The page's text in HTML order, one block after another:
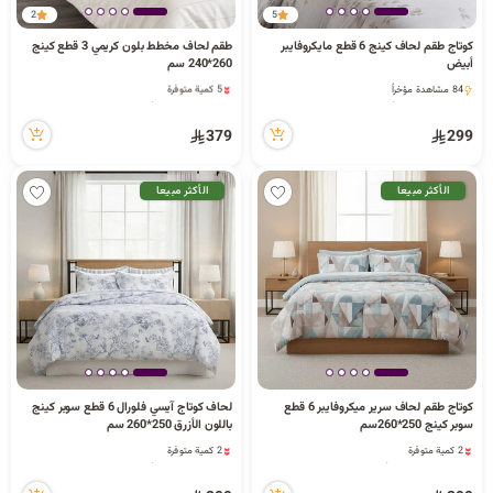
ا 5
كوتاج طقم لحاف كينج 6 قطع مايكروفايبر
أبيض
84 مشاهدة مؤخراً
299
2
طقم لحاف مخطط بلون كريمي 3 قطع كينج
260*240 سم
91 مشاهدة مؤخراً
91 مشاهدة مؤخراً
379
الأكثر مبيعا
كوتاج طقم لحاف سرير ميكروفايبر 6 قطع
سوبر كينج 250*260سم
2 قطعة بيعت مؤخراً
الأكثر مبيعا
لحاف كوتاج آيسي فلورال 6 قطع سوبر كينج
باللون الأزرق 250*260 سم
74 مشاهدة مؤخراً